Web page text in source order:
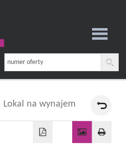
Strona
główna
O
Lokal na wynajem